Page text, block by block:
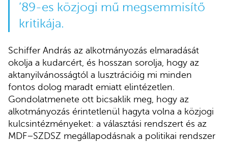
’89-es közjogi mű megsemmisítő
kritikája.
Schiffer András az alkotmányozás elmaradását
okolja a kudarcért, és hosszan sorolja, hogy az
aktanyilvánosságtól a lusztrációig mi minden
fontos dolog maradt emiatt elintézetlen.
Gondolatmenete ott bicsaklik meg, hogy az
alkotmányozás érintetlenül hagyta volna a közjogi
kulcsintézményeket: a választási rendszert és az
MDF–SZDSZ megállapodásnak a politikai rendszer